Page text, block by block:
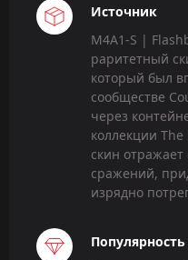
Источник
M4A1-S |
раритетный
который был
сообществе
через
коллекции
скин
сражений,
изрядно
Популярность